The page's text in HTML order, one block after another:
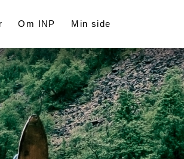
Om INP Min side